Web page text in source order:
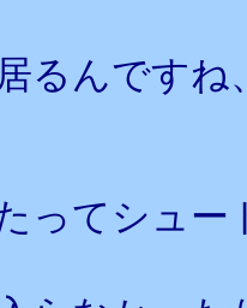
るんですね
ってシュ